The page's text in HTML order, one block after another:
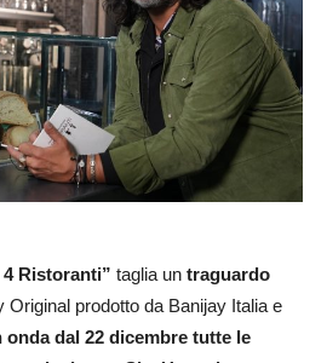
Ristoranti” taglia un traguardo
prodotto da Banijay Italia e
onda dal 22 dicembre tutte le